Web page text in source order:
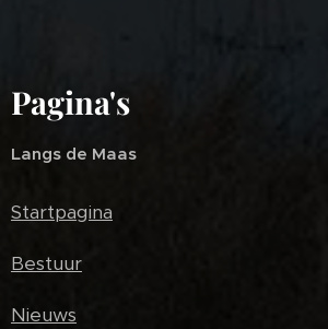
Pagina's
Langs de Maas
Startpagina
Bestuur
Nieuws